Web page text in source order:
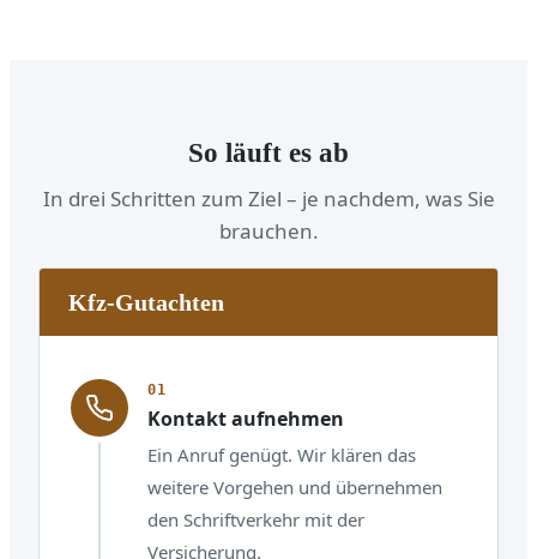
So läuft es ab
In drei Schritten zum Ziel – je nachdem, was Sie
brauchen.
Kfz-Gutachten
Kontakt aufnehmen
Ein Anruf genügt. Wir klären das
weitere Vorgehen und übernehmen
den Schriftverkehr mit der
Versicherung.